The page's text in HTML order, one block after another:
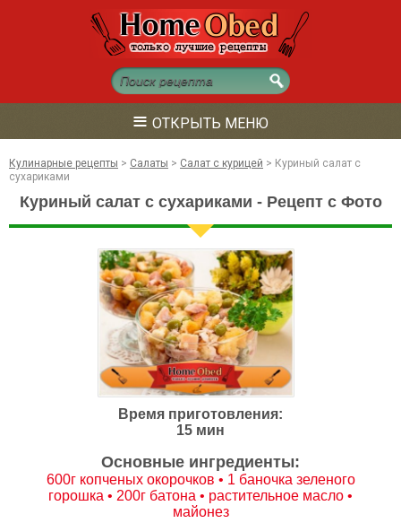
≡ ОТКРЫТЬ МЕНЮ
Кулинарные рецепты > Салаты > Салат с курицей > Куриный салат с
сухариками
Куриный салат с сухариками - Рецепт с Фото
Время приготовления:
15 мин
Основные ингредиенты:
600г копченых окорочков • 1 баночка зеленого
горошка • 200г батона • растительное масло •
майонез